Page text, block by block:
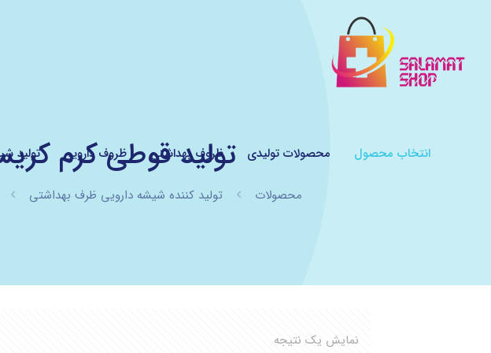
انتخاب محصول محصولات تولیدی ظروف بهداشتی ظروف دارویی تولید تولید قوطی کرم
محصولات تولید کننده شیشه دارویی ظرف بهداشتی
نمایش یک نتیجه